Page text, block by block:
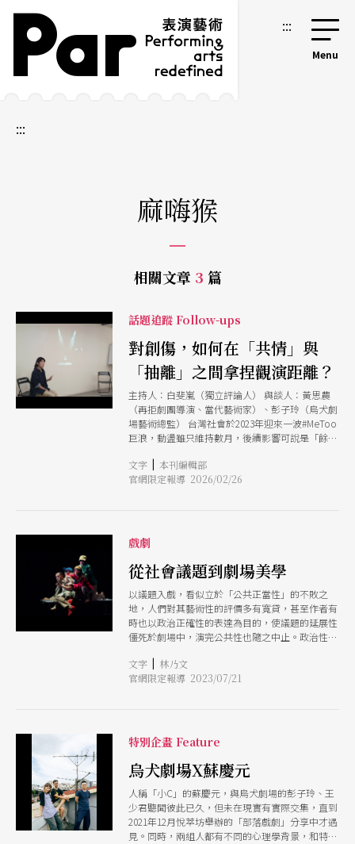
跳到主要內容區塊
網站導覽 :::
:::
麻嗨猴
相關文章 3 篇
話題追蹤 Follow-ups
對創傷，如何在「共情」與
「抽離」之間拿捏觀演距離？
主持人：白斐嵐（獨立評論人） 與談人：黃思農
（再拒劇團導演、當代藝術家）、彭子玲（烏犬劇
場藝術總監） 台灣社會於2023年迎來一波#MeToo
巨浪，動盪雖只維持數月，後續影響可說是「餘波
與之共處，尋求出路，生態環境亦然，劇場也不能
例外。#MeToo運動興起的口號「在做藝術家前先
術」。於是，一連串的事件，讓我們有機會重新審
視環境，建立新的平衡。 延續2024年台灣劇評人
協會年度論壇選擇直面創作倫理、性別議題以及評
論之間角色，今年度更將關注面向擴大涵蓋不同形
式的「創傷」。第一場前導工作坊「記憶與撫慰：
碰觸創傷與記憶的力道」，於是邀請烏犬劇場彭子
玲與再拒劇團黃思農參與對談，並由獨立評論人白
斐嵐擔任主持。前者分享多年陪伴高風險青少年，
經歷；後者則以單一觀眾形式演出的《感傷之
旅》，聚焦「觀看」的權力關係。 彭子玲提到她
以劇團10年來陪伴觸法青年、青少年的經驗，分享
「此時此刻與我們平行，但依然在發生」的另一個
世界。這些人的成長經歷，因原生家庭、外在環境
之形塑，自然而然得用截然不同的方式生存與生
活。在「成為人」的同時，意識到另個世界的不
同，才能真正認識彼此。
文字 | 本刊編輯部
官網限定報導 2026/02/26
戲劇
從社會議題到劇場美學
以議題入戲，看似立於「公共正當性」的不敗之
地，人們對其藝術性的評價多有寬貸，甚至作者有
時也以政治正確性的表達為目的，使議題的延展性
僵死於劇場中，演完公共性也隨之中止。政治性和
調度、每一寸呼吸、每一聲響、每一轉身，既是政
治的，同時也是美學的，無需諱莫如深，也無需靠
世界 表演區將座位剖成兩半，讓觀眾對向而坐，
相望觀視。宛如媒體無遠弗屆的現代社會，到處都
是監看之眼。劇場中央從天垂下一條紅色粗麻繩，
懸於板床上方，迅速揭開本劇主題：一具在拘留室
上吊的屍體，沒有遺書，7天無人認領。他，23歲
的用藥者，李志豪，名字被一遍又一遍地提起，在
流言蜚語、眾說紛紜之時，旁觀者也成了吃瓜群
眾。 4名演員，利用布雷希特的疏離技法，進出於
文字 | 林乃文
官網限定報導 2023/07/21
特別企畫 Feature
烏犬劇場X蘇慶元
人稱「小C」的蘇慶元，與烏犬劇場的彭子玲、王
少君聽聞彼此已久，但未在現實有實際交集，直到
2021年12月悅萃坊舉辦的「部落戲劇」分享中才遇
見。同時，兩組人都有不同的心理學背景，和特殊